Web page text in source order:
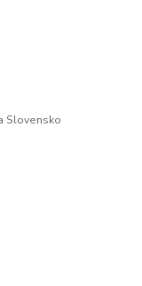
Slovensko